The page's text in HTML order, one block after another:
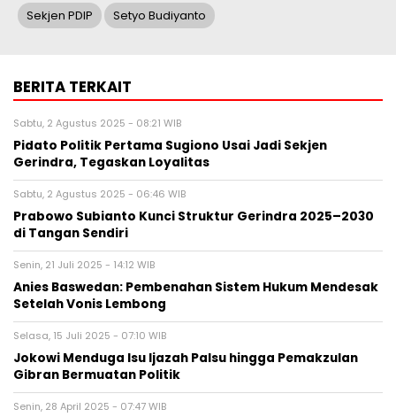
Sekjen PDIP Setyo Budiyanto
BERITA TERKAIT
Sabtu, 2 Agustus 2025 - 08:21 WIB
Pidato Politik Pertama Sugiono Usai Jadi Sekjen
Gerindra, Tegaskan Loyalitas
Sabtu, 2 Agustus 2025 - 06:46 WIB
Prabowo Subianto Kunci Struktur Gerindra 2025–2030
di Tangan Sendiri
Senin, 21 Juli 2025 - 14:12 WIB
Anies Baswedan: Pembenahan Sistem Hukum Mendesak
Setelah Vonis Lembong
Selasa, 15 Juli 2025 - 07:10 WIB
Jokowi Menduga Isu Ijazah Palsu hingga Pemakzulan
Gibran Bermuatan Politik
Senin, 28 April 2025 - 07:47 WIB